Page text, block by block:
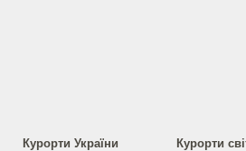
Курорти України Курорти